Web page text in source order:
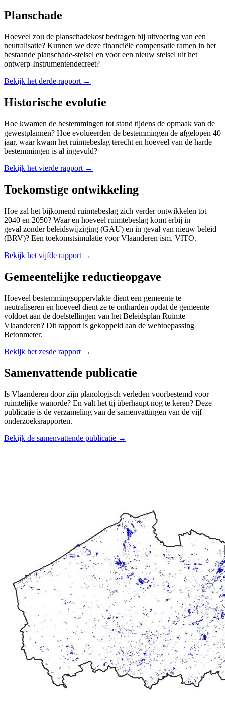
Planschade
Hoeveel zou de planschadekost bedragen bij uitvoering van een
neutralisatie? Kunnen we deze financiële compensatie ramen in het
bestaande planschade-stelsel en voor een nieuw stelsel uit het
ontwerp-Instrumentendecreet?
Bekijk het derde rapport →
Historische evolutie
Hoe kwamen de bestemmingen tot stand tijdens de opmaak van de
gewestplannen? Hoe evolueerden de bestemmingen de afgelopen 40
jaar, waar kwam het ruimtebeslag terecht en hoeveel van de harde
bestemmingen is al ingevuld?
Bekijk het vierde rapport →
Toekomstige ontwikkeling
Hoe zal het bijkomend ruimtebeslag zich verder ontwikkelen tot
2040 en 2050? Waar en hoeveel ruimtebeslag komt erbij in
geval zonder beleidswijziging (GAU) en in geval van nieuw beleid
(BRV)? Een toekomstsimulatie voor Vlaanderen ism. VITO.
Bekijk het vijfde rapport →
Gemeentelijke reductieopgave
Hoeveel bestemmingsoppervlakte dient een gemeente te
neutraliseren en hoeveel dient ze te ontharden opdat de gemeente
voldoet aan de doelstellingen van het Beleidsplan Ruimte
Vlaanderen? Dit rapport is gekoppeld aan de webtoepassing
Betonmeter.
Bekijk het zesde rapport →
Samenvattende publicatie
Is Vlaanderen door zijn planologisch verleden voorbestemd voor
ruimtelijke wanorde? En valt het tij überhaupt nog te keren? Deze
publicatie is de verzameling van de samenvattingen van de vijf
onderzoeksrapporten.
Bekijk de samenvattende publicatie →